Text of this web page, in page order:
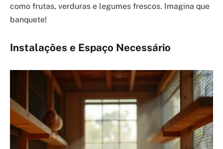
como frutas, verduras e legumes frescos. Imagina que
banquete!
Instalações e Espaço Necessário